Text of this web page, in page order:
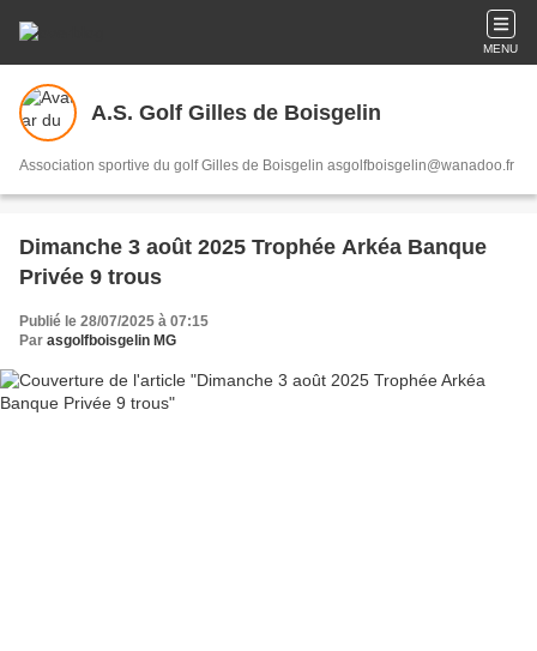
MENU
A.S. Golf Gilles de Boisgelin
Association sportive du golf Gilles de Boisgelin asgolfboisgelin@wanadoo.fr
Dimanche 3 août 2025 Trophée Arkéa Banque
Privée 9 trous
Publié le 28/07/2025 à 07:15
Par asgolfboisgelin MG